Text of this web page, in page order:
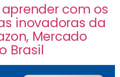
com os
inovadoras da
Mercado
Brasil